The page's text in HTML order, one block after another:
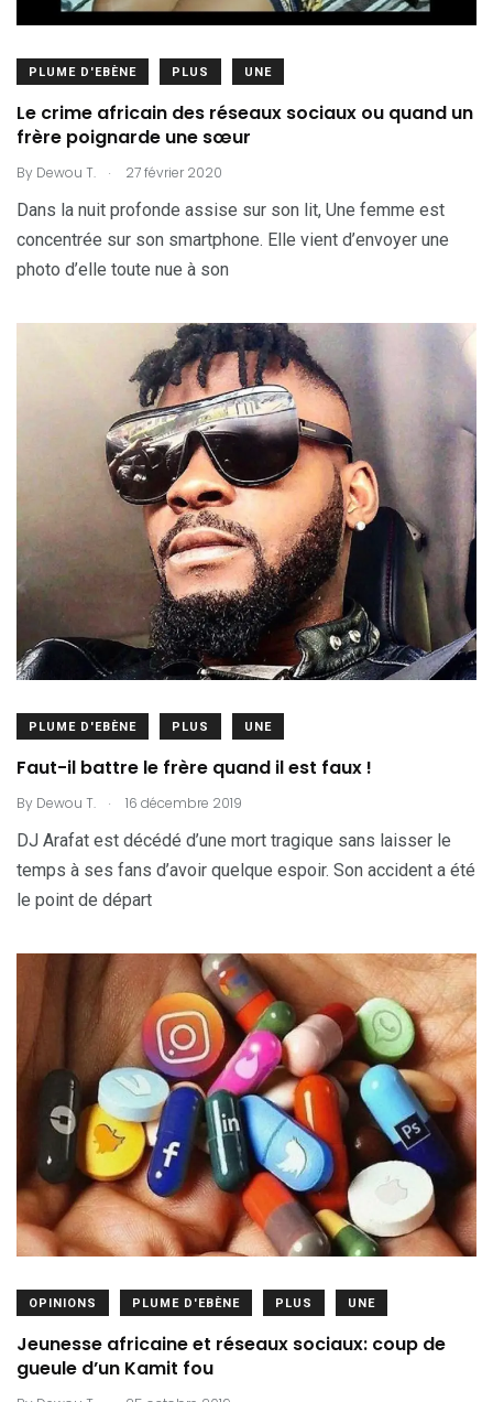
PLUME D'EBÈNE PLUS UNE
Le crime africain des réseaux sociaux ou quand un
frère poignarde une sœur
By Dewou T. . 27 février 2020
Dans la nuit profonde assise sur son lit, Une femme est
concentrée sur son smartphone. Elle vient d’envoyer une
photo d’elle toute nue à son
PLUME D'EBÈNE PLUS UNE
Faut-il battre le frère quand il est faux !
By Dewou T. . 16 décembre 2019
DJ Arafat est décédé d’une mort tragique sans laisser le
temps à ses fans d’avoir quelque espoir. Son accident a été
le point de départ
OPINIONS PLUME D'EBÈNE PLUS UNE
Jeunesse africaine et réseaux sociaux: coup de
gueule d’un Kamit fou